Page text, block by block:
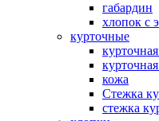
габардин
хлопок с
курточные
кожа
Стежка
стежка